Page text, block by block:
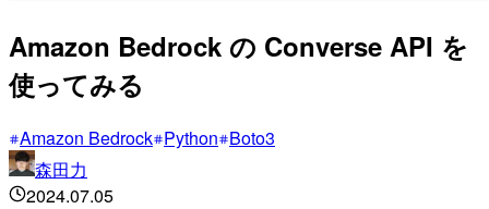
Amazon Bedrock の Converse API を
使ってみる
Amazon Bedrock Python Boto3
森田力
2024.07.05